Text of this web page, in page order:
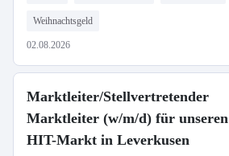
Weihnachtsgeld
02.08.2026
Marktleiter/Stellvertretender
Marktleiter (w/m/d) für unseren
HIT-Markt in Leverkusen